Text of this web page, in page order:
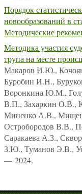
Порядок
новообразований в
Методические
Методика участия
трупа на месте
Макаров И.Ю.,
Буробин И.Н.,
Воронкина Ю.М.,
В.П., Захаркин
Миненко А.В.,
Остробородов В.В.,
Саракаева А.З.,
З.Ю., Туманов Э.В.,
— 2024.